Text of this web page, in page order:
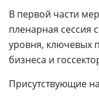
В первой части
пленарная сессия
уровня, ключевых
бизнеса и
Присутствующие